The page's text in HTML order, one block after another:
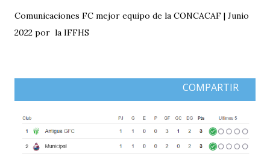
Comunicaciones FC mejor equipo de la CONCACAF | Junio
2022 por la IFFHS
COMPARTIR